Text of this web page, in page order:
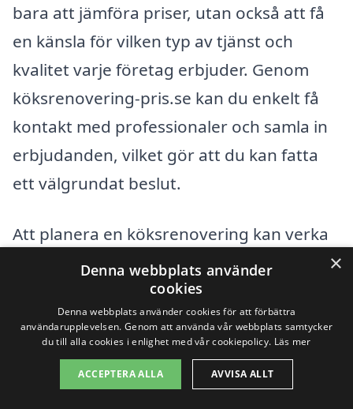
bara att jämföra priser, utan också att få
en känsla för vilken typ av tjänst och
kvalitet varje företag erbjuder. Genom
köksrenovering-pris.se kan du enkelt få
kontakt med professionaler och samla in
erbjudanden, vilket gör att du kan fatta
ett välgrundat beslut.
Att planera en köksrenovering kan verka
överväldigande, men med rätt
information och stöd kan du genomföra
projektet på ett effektivt och
kostnadseffektivt sätt. Ta första steget
mot ditt drömkök i Skegrie idag!
×
Denna webbplats använder
cookies
Denna webbplats använder cookies för att förbättra
användarupplevelsen. Genom att använda vår webbplats samtycker
du till alla cookies i enlighet med vår cookiepolicy. Läs mer
ACCEPTERA ALLA AVVISA ALLT